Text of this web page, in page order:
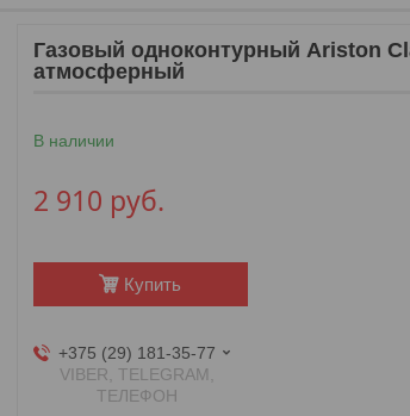
Газовый одноконтурный Ariston
атмосферный
В наличии
2 910 руб.
Купить
+375 (29) 181-35-77
VIBER, TELEGRAM,
ТЕЛЕФОН